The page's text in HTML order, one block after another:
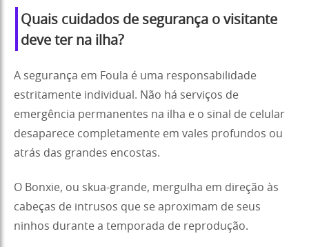
Quais cuidados de segurança o visitante
deve ter na ilha?
A segurança em Foula é uma responsabilidade
estritamente individual. Não há serviços de
emergência permanentes na ilha e o sinal de celular
desaparece completamente em vales profundos ou
atrás das grandes encostas.
O Bonxie, ou skua-grande, mergulha em direção às
cabeças de intrusos que se aproximam de seus
ninhos durante a temporada de reprodução.